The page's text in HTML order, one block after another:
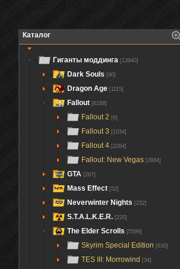
Каталог
Гиганты моддинга [13940]
Dark Souls [90]
Dragon Age [1115]
Fallout [6188]
Fallout 2 [6]
Fallout 3 [1034]
Fallout 4 [2264]
Fallout: New Vegas [2884]
GTA [267]
Mass Effect [52]
Neverwinter Nights [232]
S.T.A.L.K.E.R. [220]
The Elder Scrolls [5599]
Skyrim Special Edition [630]
TES III: Morrowind [34]